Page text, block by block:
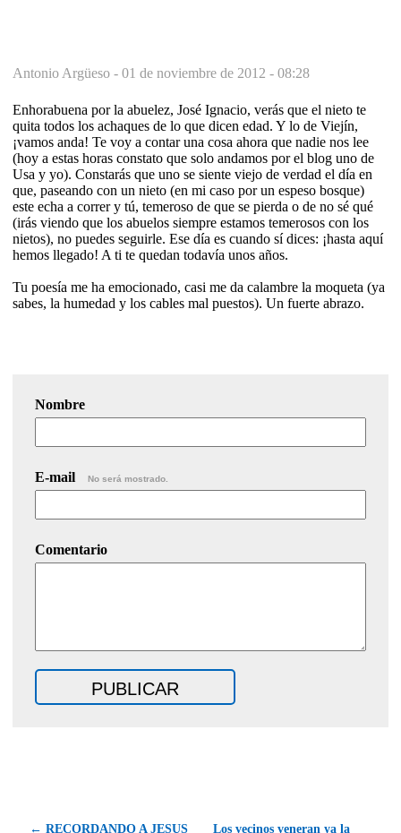
Antonio Argüeso - 01 de noviembre de 2012 - 08:28
Enhorabuena por la abuelez, José Ignacio, verás que el nieto te
quita todos los achaques de lo que dicen edad. Y lo de Viejín,
¡vamos anda! Te voy a contar una cosa ahora que nadie nos lee
(hoy a estas horas constato que solo andamos por el blog uno de
Usa y yo). Constarás que uno se siente viejo de verdad el día en
que, paseando con un nieto (en mi caso por un espeso bosque)
este echa a correr y tú, temeroso de que se pierda o de no sé qué
(irás viendo que los abuelos siempre estamos temerosos con los
nietos), no puedes seguirle. Ese día es cuando sí dices: ¡hasta aquí
hemos llegado! A ti te quedan todavía unos años.
Tu poesía me ha emocionado, casi me da calambre la moqueta (ya
sabes, la humedad y los cables mal puestos). Un fuerte abrazo.
Nombre
E-mail No será mostrado.
Comentario
← RECORDANDO A JESUS Los vecinos veneran ya la